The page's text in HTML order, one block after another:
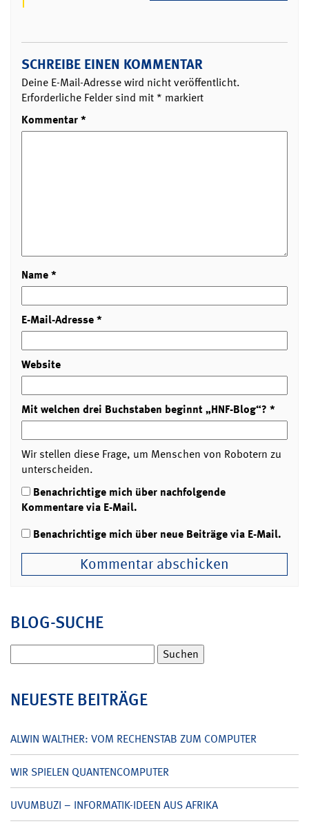
SCHREIBE EINEN KOMMENTAR
Deine E-Mail-Adresse wird nicht veröffentlicht.
Erforderliche Felder sind mit * markiert
Kommentar*
Name*
E-Mail-Adresse*
Website
Mit welchen drei Buchstaben beginnt „HNF-Blog“? *
Wir stellen diese Frage, um Menschen von Robotern zu
unterscheiden.
Benachrichtige mich über nachfolgende
Kommentare via E-Mail.
Benachrichtige mich über neue Beiträge via E-Mail.
BLOG-SUCHE
nach:
NEUESTE BEITRÄGE
ALWIN WALTHER: VOM RECHENSTAB ZUM COMPUTER
WIR SPIELEN QUANTENCOMPUTER
UVUMBUZI – INFORMATIK-IDEEN AUS AFRIKA